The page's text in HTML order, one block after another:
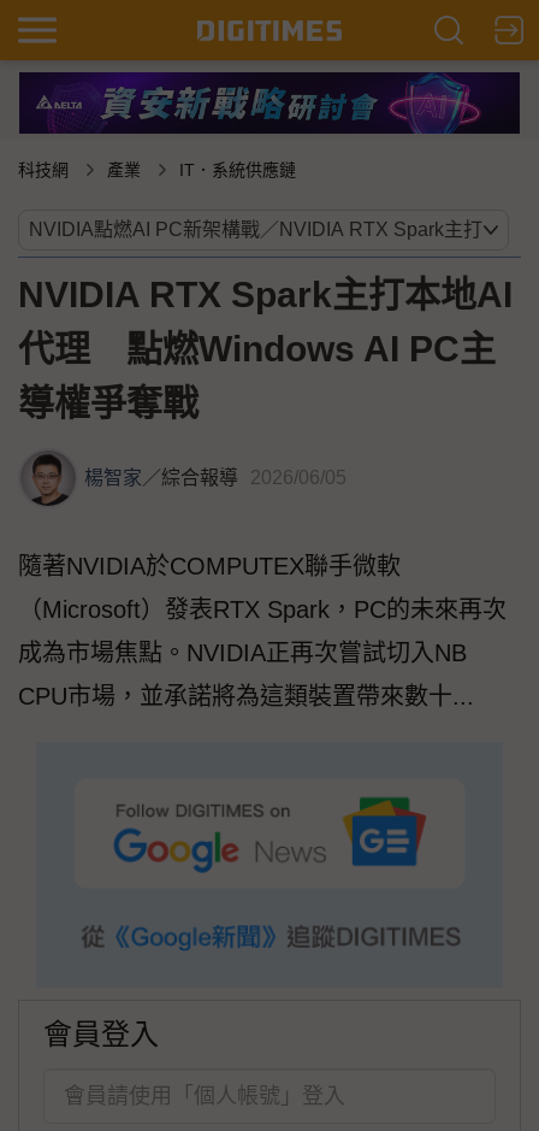
科技網 產業 IT．系統供應鏈
NVIDIA RTX Spark主打本地AI
代理 點燃Windows AI PC主
導權爭奪戰
楊智家／綜合報導 2026/06/05
隨著NVIDIA於COMPUTEX聯手微軟
（Microsoft）發表RTX Spark，PC的未來再次
成為市場焦點。NVIDIA正再次嘗試切入NB
CPU市場，並承諾將為這類裝置帶來數十...
會員登入